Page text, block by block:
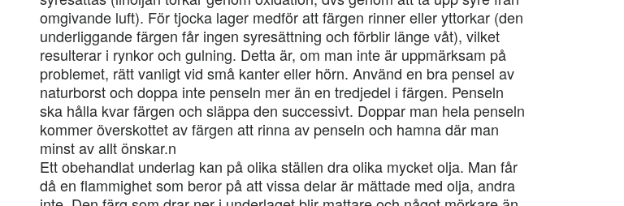
omgivande luft). För tjocka lager medför att färgen rinner eller yttorkar (den
underliggande färgen får ingen syresättning och förblir länge våt), vilket
resulterar i rynkor och gulning. Detta är, om man inte är uppmärksam på
problemet, rätt vanligt vid små kanter eller hörn. Använd en bra pensel av
naturborst och doppa inte penseln mer än en tredjedel i färgen. Penseln
ska hålla kvar färgen och släppa den successivt. Doppar man hela penseln
kommer överskottet av färgen att rinna av penseln och hamna där man
minst av allt önskar.n
Ett obehandlat underlag kan på olika ställen dra olika mycket olja. Man får
då en flammighet som beror på att vissa delar är mättade med olja, andra